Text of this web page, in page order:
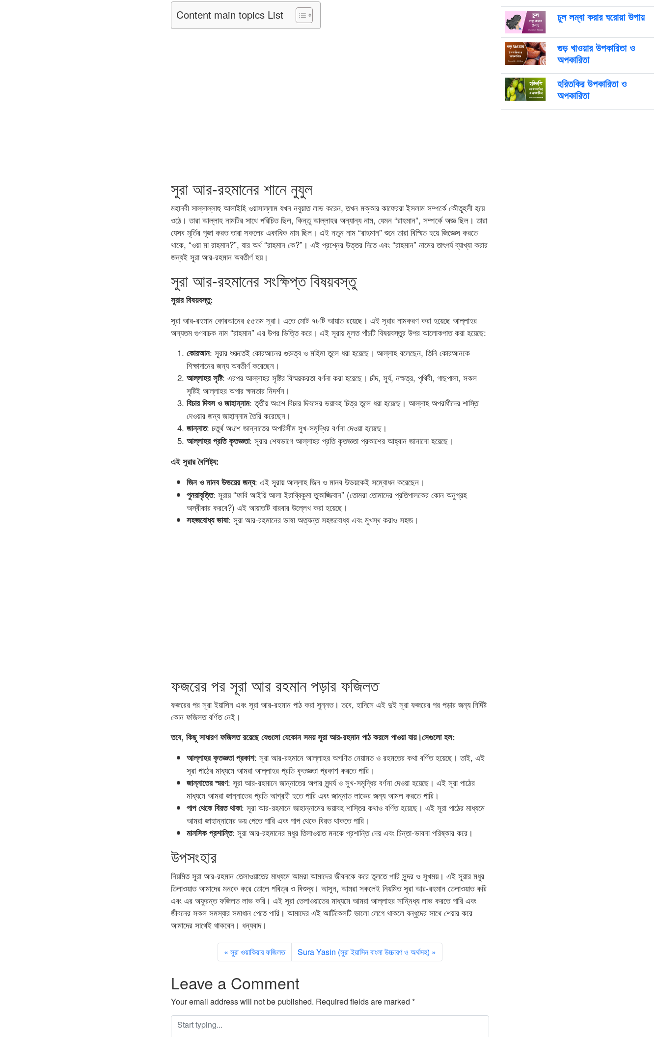
Content main topics List
সুরা আর-রহমানের শানে নুযুল
মহানবী সাল্লাল্লাহু আলাইহি ওয়াসাল্লাম যখন নবুয়াত লাভ করেন, তখন মক্কার কাফেররা ইসলাম সম্পর্কে কৌতূহলী হয়ে
ওঠে। তারা আল্লাহ নামটির সাথে পরিচিত ছিল, কিন্তু আল্লাহর অন্যান্য নাম, যেমন “রাহমান”, সম্পর্কে অজ্ঞ ছিল। তারা
যেসব মূর্তির পূজা করত তারা সকলের একাধিক নাম ছিল। এই নতুন নাম “রাহমান” শুনে তারা বিস্মিত হয়ে জিজ্ঞেস করতে
থাকে, “ওয়া মা রাহমান?”, যার অর্থ “রাহমান কে?”। এই প্রশ্নের উত্তর দিতে এবং “রাহমান” নামের তাৎপর্য ব্যাখ্যা করার
জন্যই সূরা আর-রহমান অবতীর্ণ হয়।
সুরা আর-রহমানের সংক্ষিপ্ত বিষয়বস্তু
সুরার বিষয়বস্তু:
সূরা আর-রহমান কোরআনের ৫৫তম সূরা। এতে মোট ৭৮টি আয়াত রয়েছে। এই সূরার নামকরণ করা হয়েছে আল্লাহর
অন্যতম গুণবাচক নাম “রাহমান” এর উপর ভিত্তি করে। এই সূরায় মূলত পাঁচটি বিষয়বস্তুর উপর আলোকপাত করা হয়েছে:
কোরআন: সূরার শুরুতেই কোরআনের গুরুত্ব ও মহিমা তুলে ধরা হয়েছে। আল্লাহ বলেছেন, তিনি কোরআনকে
শিক্ষাদানের জন্য অবতীর্ণ করেছেন।
আল্লাহর সৃষ্টি: এরপর আল্লাহর সৃষ্টির বিস্ময়করতা বর্ণনা করা হয়েছে। চাঁদ, সূর্য, নক্ষত্র, পৃথিবী, গাছপালা, সকল
সৃষ্টিই আল্লাহর অপার ক্ষমতার নিদর্শন।
বিচার দিবস ও জাহান্নাম: তৃতীয় অংশে বিচার দিবসের ভয়াবহ চিত্র তুলে ধরা হয়েছে। আল্লাহ অপরাধীদের শাস্তি
দেওয়ার জন্য জাহান্নাম তৈরি করেছেন।
জান্নাত: চতুর্থ অংশে জান্নাতের অপরিসীম সুখ-সমৃদ্ধির বর্ণনা দেওয়া হয়েছে।
আল্লাহর প্রতি কৃতজ্ঞতা: সূরার শেষভাগে আল্লাহর প্রতি কৃতজ্ঞতা প্রকাশের আহ্বান জানানো হয়েছে।
এই সুরার বৈশিষ্ট্য:
জিন ও মানব উভয়ের জন্য: এই সূরায় আল্লাহ জিন ও মানব উভয়কেই সম্বোধন করেছেন।
পুনরাবৃত্তি: সূরায় “ফাবি আইয়ি আলা ইরাব্বিকুমা তুকাজ্জিবান” (তোমরা তোমাদের প্রতিপালকের কোন অনুগ্রহ
অস্বীকার করবে?) এই আয়াতটি বারবার উল্লেখ করা হয়েছে।
সহজবোধ্য ভাষা: সূরা আর-রহমানের ভাষা অত্যন্ত সহজবোধ্য এবং মুখস্থ করাও সহজ।
ফজরের পর সূরা আর রহমান পড়ার ফজিলত
ফজরের পর সূরা ইয়াসিন এবং সূরা আর-রহমান পাঠ করা সুন্নত। তবে, হাদিসে এই দুই সূরা ফজরের পর পড়ার জন্য নির্দিষ্ট
কোন ফজিলত বর্ণিত নেই।
তবে, কিছু সাধারণ ফজিলত রয়েছে যেগুলো যেকোন সময় সূরা আর-রহমান পাঠ করলে পাওয়া যায়।সেগুলো হল:
আল্লাহর কৃতজ্ঞতা প্রকাশ: সূরা আর-রহমানে আল্লাহর অগণিত নেয়ামত ও রহমতের কথা বর্ণিত হয়েছে। তাই, এই
সূরা পাঠের মাধ্যমে আমরা আল্লাহর প্রতি কৃতজ্ঞতা প্রকাশ করতে পারি।
জান্নাতের স্মরণ: সূরা আর-রহমানে জান্নাতের অপার সুন্দর্য ও সুখ-সমৃদ্ধির বর্ণনা দেওয়া হয়েছে। এই সূরা পাঠের
মাধ্যমে আমরা জান্নাতের প্রতি আগ্রহী হতে পারি এবং জান্নাত লাভের জন্য আমল করতে পারি।
পাপ থেকে বিরত থাকা: সূরা আর-রহমানে জাহান্নামের ভয়াবহ শাস্তির কথাও বর্ণিত হয়েছে। এই সূরা পাঠের মাধ্যমে
আমরা জাহান্নামের ভয় পেতে পারি এবং পাপ থেকে বিরত থাকতে পারি।
মানসিক প্রশান্তি: সূরা আর-রহমানের মধুর তিলাওয়াত মনকে প্রশান্তি দেয় এবং চিন্তা-ভাবনা পরিষ্কার করে।
উপসংহার
নিয়মিত সূরা আর-রহমান তেলাওয়াতের মাধ্যমে আমরা আমাদের জীবনকে করে তুলতে পারি সুন্দর ও সুখময়। এই সূরার মধুর
তিলাওয়াত আমাদের মনকে করে তোলে পবিত্র ও বিশুদ্ধ। আসুন, আমরা সকলেই নিয়মিত সূরা আর-রহমান তেলাওয়াত করি
এবং এর অফুরন্ত ফজিলত লাভ করি। এই সূরা তেলাওয়াতের মাধ্যমে আমরা আল্লাহর সান্নিধ্য লাভ করতে পারি এবং
জীবনের সকল সমস্যার সমাধান পেতে পারি। আমাদের এই আর্টিকেলটি ভালো লেগে থাকলে বন্ধুদের সাথে শেয়ার করে
আমাদের সাথেই থাকবেন। ধন্যবাদ।
সুরা ওয়াকিয়ার ফজিলত Sura Yasin (সুরা ইয়াসিন বাংলা উচ্চারণ ও অর্থসহ)
Leave a Comment
Your email address will not be published. Required fields are marked *
চুল লম্বা করার ঘরোয়া উপায়
গুড় খাওয়ার উপকারিতা ও
অপকারিতা
হরিতকির উপকারিতা ও
অপকারিতা